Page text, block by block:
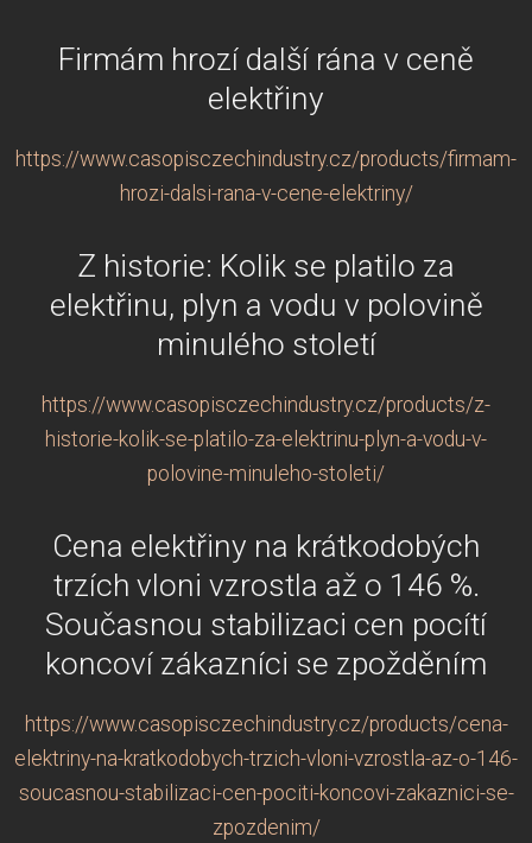
Firmám hrozí další rána v ceně
elektřiny
https://www.casopisczechindustry.cz/products/firmam-
hrozi-dalsi-rana-v-cene-elektriny/
Z historie: Kolik se platilo za
elektřinu, plyn a vodu v polovině
minulého století
https://www.casopisczechindustry.cz/products/z-
historie-kolik-se-platilo-za-elektrinu-plyn-a-vodu-v-
polovine-minuleho-stoleti/
Cena elektřiny na krátkodobých
trzích vloni vzrostla až o 146 %.
Současnou stabilizaci cen pocítí
koncoví zákazníci se zpožděním
https://www.casopisczechindustry.cz/products/cena-
elektriny-na-kratkodobych-trzich-vloni-vzrostla-az-o-146-
soucasnou-stabilizaci-cen-pociti-koncovi-zakaznici-se-
zpozdenim/